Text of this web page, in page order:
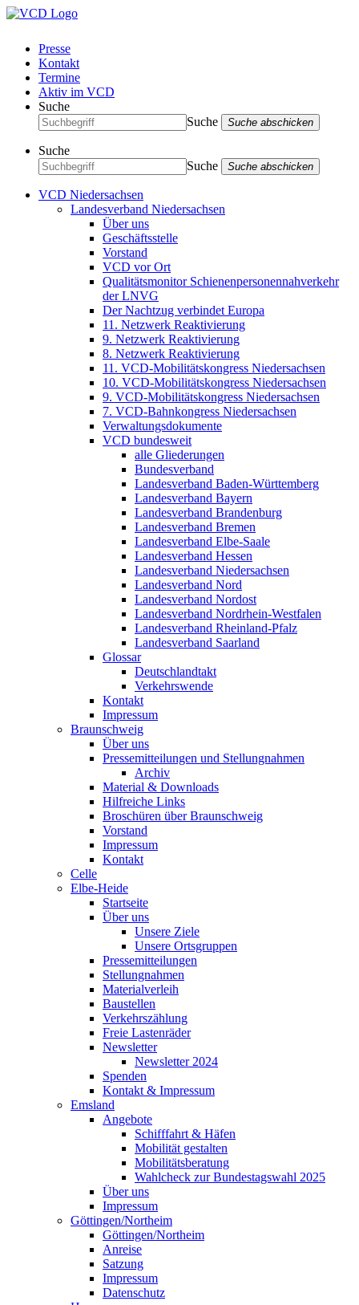
Presse
Kontakt
Termine
Aktiv im VCD
Suche
Suche
Suche abschicken
Suche
Suche
Suche abschicken
VCD Niedersachsen
Landesverband Niedersachsen
Über uns
Geschäftsstelle
Vorstand
VCD vor Ort
Qualitätsmonitor Schienenpersonennahverkehr
der LNVG
Der Nachtzug verbindet Europa
11. Netzwerk Reaktivierung
9. Netzwerk Reaktivierung
8. Netzwerk Reaktivierung
11. VCD-Mobilitätskongress Niedersachsen
10. VCD-Mobilitätskongress Niedersachsen
9. VCD-Mobilitätskongress Niedersachsen
7. VCD-Bahnkongress Niedersachsen
Verwaltungsdokumente
VCD bundesweit
alle Gliederungen
Bundesverband
Landesverband Baden-Württemberg
Landesverband Bayern
Landesverband Brandenburg
Landesverband Bremen
Landesverband Elbe-Saale
Landesverband Hessen
Landesverband Niedersachsen
Landesverband Nord
Landesverband Nordost
Landesverband Nordrhein-Westfalen
Landesverband Rheinland-Pfalz
Landesverband Saarland
Glossar
Deutschlandtakt
Verkehrswende
Kontakt
Impressum
Braunschweig
Über uns
Pressemitteilungen und Stellungnahmen
Archiv
Material & Downloads
Hilfreiche Links
Broschüren über Braunschweig
Vorstand
Impressum
Kontakt
Celle
Elbe-Heide
Startseite
Über uns
Unsere Ziele
Unsere Ortsgruppen
Pressemitteilungen
Stellungnahmen
Materialverleih
Baustellen
Verkehrszählung
Freie Lastenräder
Newsletter
Newsletter 2024
Spenden
Kontakt & Impressum
Emsland
Angebote
Schifffahrt & Häfen
Mobilität gestalten
Mobilitätsberatung
Wahlcheck zur Bundestagswahl 2025
Über uns
Impressum
Göttingen/Northeim
Göttingen/Northeim
Anreise
Satzung
Impressum
Datenschutz